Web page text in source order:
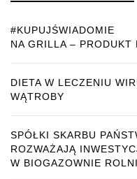
#KUPUJŚWIADOMIE
NA GRILLA – PRODUKT
DIETA W LECZENIU
WĄTROBY
SPÓŁKI SKARBU
ROZWAŻAJĄ
W BIOGAZOWNIE